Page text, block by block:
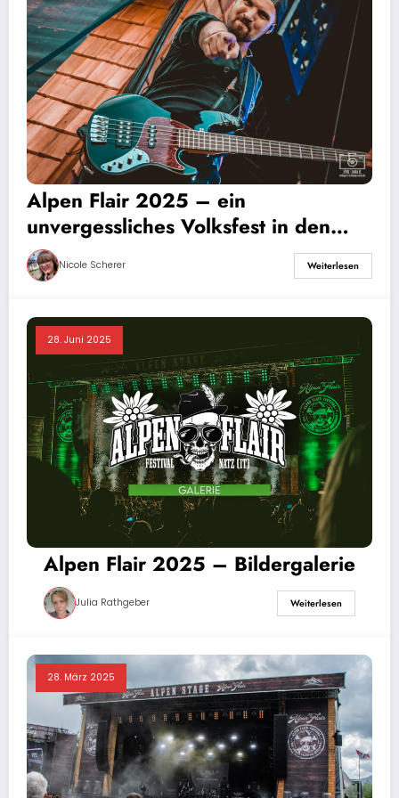
Alpen Flair 2025 – ein
unvergessliches Volksfest in den
Südtiroler Alpen
Nicole Scherer Weiterlesen
28. Juni 2025
Alpen Flair 2025 – Bildergalerie
Julia Rathgeber Weiterlesen
28. März 2025